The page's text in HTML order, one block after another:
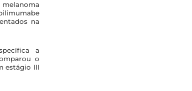
na
a
o
estágio III